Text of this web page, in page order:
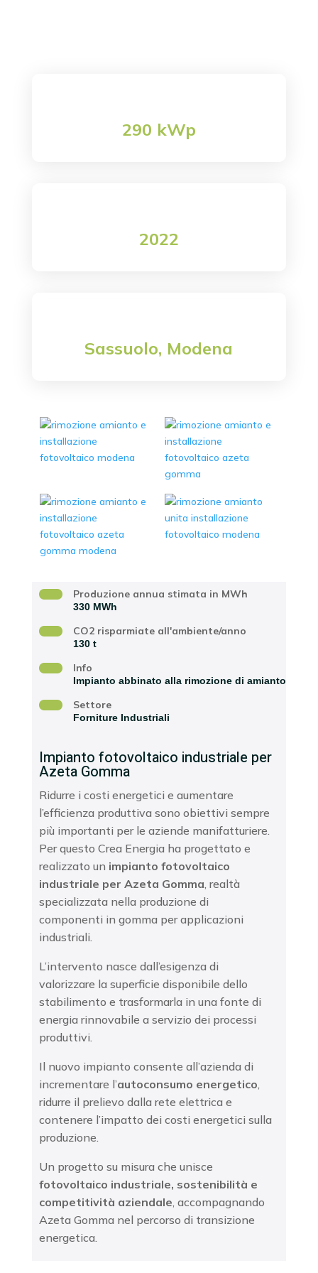
290 kWp
2022
Sassuolo, Modena
Produzione annua stimata in MWh
330 MWh
CO2 risparmiate all'ambiente/anno
130 t
Info
Impianto abbinato alla rimozione di amianto
Settore
Forniture Industriali
Impianto fotovoltaico industriale per
Azeta Gomma
Ridurre i costi energetici e aumentare
l’efficienza produttiva sono obiettivi sempre
più importanti per le aziende manifatturiere.
Per questo Crea Energia ha progettato e
realizzato un impianto fotovoltaico
industriale per Azeta Gomma, realtà
specializzata nella produzione di
componenti in gomma per applicazioni
industriali.
L’intervento nasce dall’esigenza di
valorizzare la superficie disponibile dello
stabilimento e trasformarla in una fonte di
energia rinnovabile a servizio dei processi
produttivi.
Il nuovo impianto consente all’azienda di
incrementare l’autoconsumo energetico,
ridurre il prelievo dalla rete elettrica e
contenere l’impatto dei costi energetici sulla
produzione.
Un progetto su misura che unisce
fotovoltaico industriale, sostenibilità e
competitività aziendale, accompagnando
Azeta Gomma nel percorso di transizione
energetica.